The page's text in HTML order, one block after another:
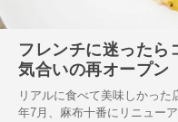
フレンチに迷ったら
気合いの再オープン
リアルに食べて美味しかっ
年7月、麻布十番にリニュー